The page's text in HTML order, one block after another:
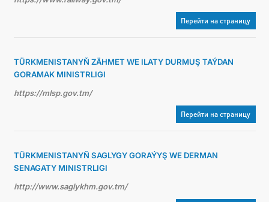
Перейти на страницу
TÜRKMENISTANYŇ ZÄHMET WE ILATY DURMUŞ TAÝDAN
GORAMAK MINISTRLIGI
https://mlsp.gov.tm/
Перейти на страницу
TÜRKMENISTANYŇ SAGLYGY GORAÝYŞ WE DERMAN
SENAGATY MINISTRLIGI
http://www.saglykhm.gov.tm/